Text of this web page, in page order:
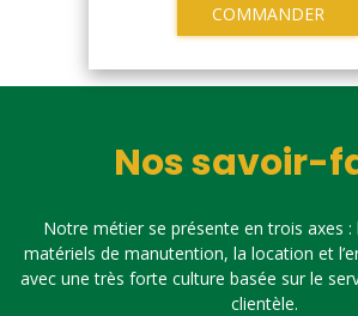
COMMANDER
Nos savoir-
Notre métier se présente en trois axes :
matériels de manutention, la location et
avec une très forte culture basée sur le
clientèle.